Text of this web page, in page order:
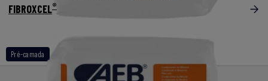
Pré-camada
FIBROXCEL®